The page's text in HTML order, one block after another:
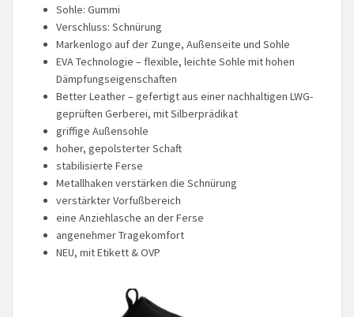
Sohle: Gummi
Verschluss: Schnürung
Markenlogo auf der Zunge, Außenseite und Sohle
EVA Technologie – flexible, leichte Sohle mit hohen
Dämpfungseigenschaften
Better Leather – gefertigt aus einer nachhaltigen LWG-
geprüften Gerberei, mit Silberprädikat
griffige Außensohle
hoher, gepolsterter Schaft
stabilisierte Ferse
Metallhaken verstärken die Schnürung
verstärkter Vorfußbereich
eine Anziehlasche an der Ferse
angenehmer Tragekomfort
NEU, mit Etikett & OVP